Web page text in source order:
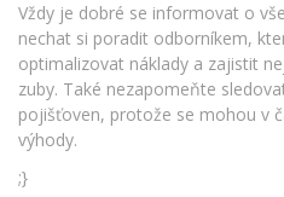
Vždy je dobré se informovat o
nechat si poradit odborníkem,
optimalizovat náklady a zajistit
zuby. Také nezapomeňte
pojišťoven, protože se mohou v
výhody.
;}